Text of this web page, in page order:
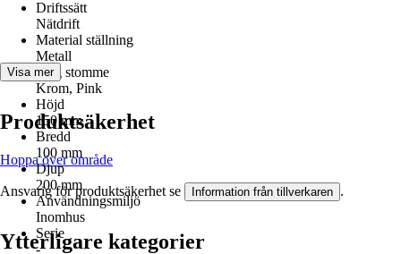
Driftssätt
Nätdrift
Material ställning
Metall
Färg stomme
Krom, Pink
Höjd
150 mm
Bredd
100 mm
Djup
200 mm
Användningsmiljö
Inomhus
Serie
-
Visa mer
Produktsäkerhet
Hoppa över område
Ansvarig för produktsäkerhet se Information från tillverkaren .
Ytterligare kategorier